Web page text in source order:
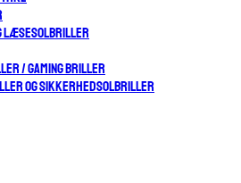
/ GAMING BRILLER
OG SIKKERHEDSOLBRILLER